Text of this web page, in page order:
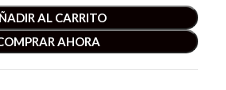
AL CARRITO
AHORA